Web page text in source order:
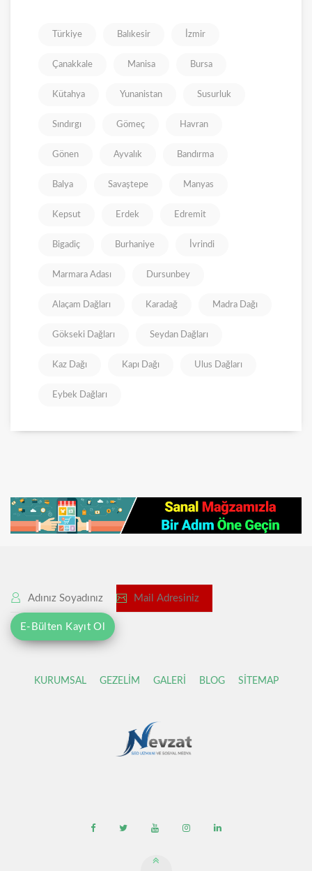
Türkiye Balıkesir İzmir
Çanakkale Manisa Bursa
Kütahya Yunanistan Susurluk
Sındırgı Gömeç Havran
Gönen Ayvalık Bandırma
Balya Savaştepe Manyas
Kepsut Erdek Edremit
Bigadiç Burhaniye İvrindi
Marmara Adası Dursunbey
Alaçam Dağları Karadağ Madra Dağı
Gökseki Dağları Seydan Dağları
Kaz Dağı Kapı Dağı Ulus Dağları
Eybek Dağları
KURUMSAL GEZELİM GALERİ BLOG SİTEMAP